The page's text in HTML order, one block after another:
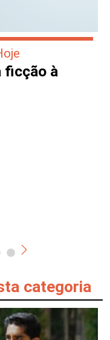
ficção à
categoria